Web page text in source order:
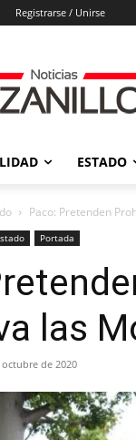
Registrarse / Unirse
ESTADO
Paco: Pretenden
Portada
las
octubre de 2020